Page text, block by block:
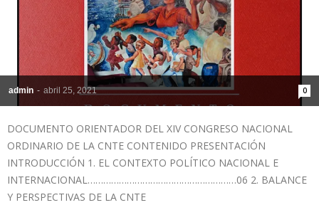
admin - abril 25, 2021 0
DOCUMENTO ORIENTADOR DEL XIV CONGRESO NACIONAL
ORDINARIO DE LA CNTE CONTENIDO PRESENTACIÓN
INTRODUCCIÓN 1. EL CONTEXTO POLÍTICO NACIONAL E
INTERNACIONAL…………………………………………………06 2. BALANCE
Y PERSPECTIVAS DE LA CNTE